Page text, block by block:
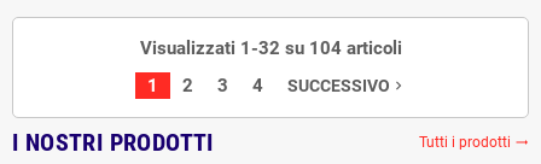
Visualizzati 1-32 su 104 articoli
1
2 3 4 SUCCESSIVO navigate_next
I NOSTRI PRODOTTI Tutti i prodotti trending_flat